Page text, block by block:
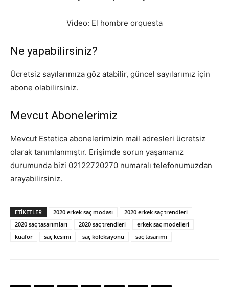
Video: El hombre orquesta
Ne yapabilirsiniz?
Ücretsiz sayılarımıza göz atabilir, güncel sayılarımız için
abone olabilirsiniz.
Mevcut Abonelerimiz
Mevcut Estetica abonelerimizin mail adresleri ücretsiz
olarak tanımlanmıştır. Erişimde sorun yaşamanız
durumunda bizi 02122720270 numaralı telefonumuzdan
arayabilirsiniz.
ETIKETLER 2020 erkek saç modası
2020 erkek saç trendleri
2020 saç tasarımları
2020 saç trendleri
erkek saç modelleri
kuaför
saç kesimi saç koleksiyonu saç tasarımı